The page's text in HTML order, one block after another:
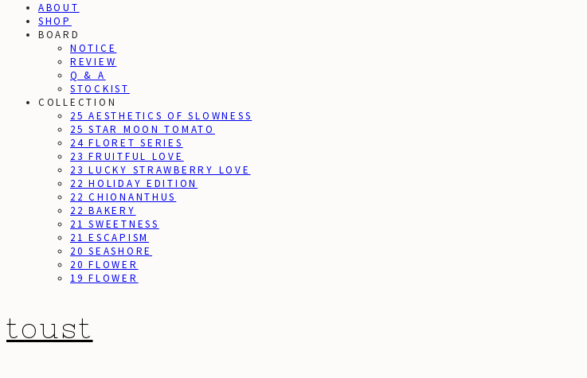
ABOUT
SHOP
BOARD
NOTICE
REVIEW
Q & A
STOCKIST
COLLECTION
25 AESTHETICS OF SLOWNESS
25 STAR MOON TOMATO
24 FLORET SERIES
23 FRUITFUL LOVE
23 LUCKY STRAWBERRY LOVE
22 HOLIDAY EDITION
22 CHIONANTHUS
22 BAKERY
21 SWEETNESS
21 ESCAPISM
20 SEASHORE
20 FLOWER
19 FLOWER
toust